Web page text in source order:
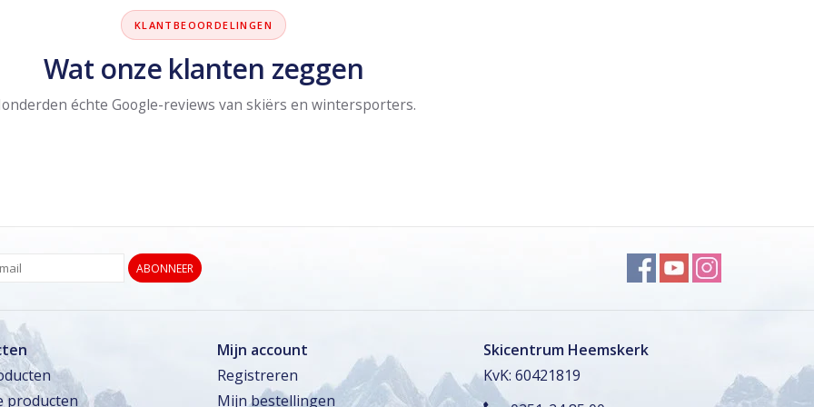
KLANTBEOORDELINGEN
Wat onze klanten zeggen
échte Google-reviews van skiërs en wintersporters.
ABONNEER
producten
Mijn account
Registreren
Mijn bestellingen
Skicentrum Heemskerk
KvK: 60421819